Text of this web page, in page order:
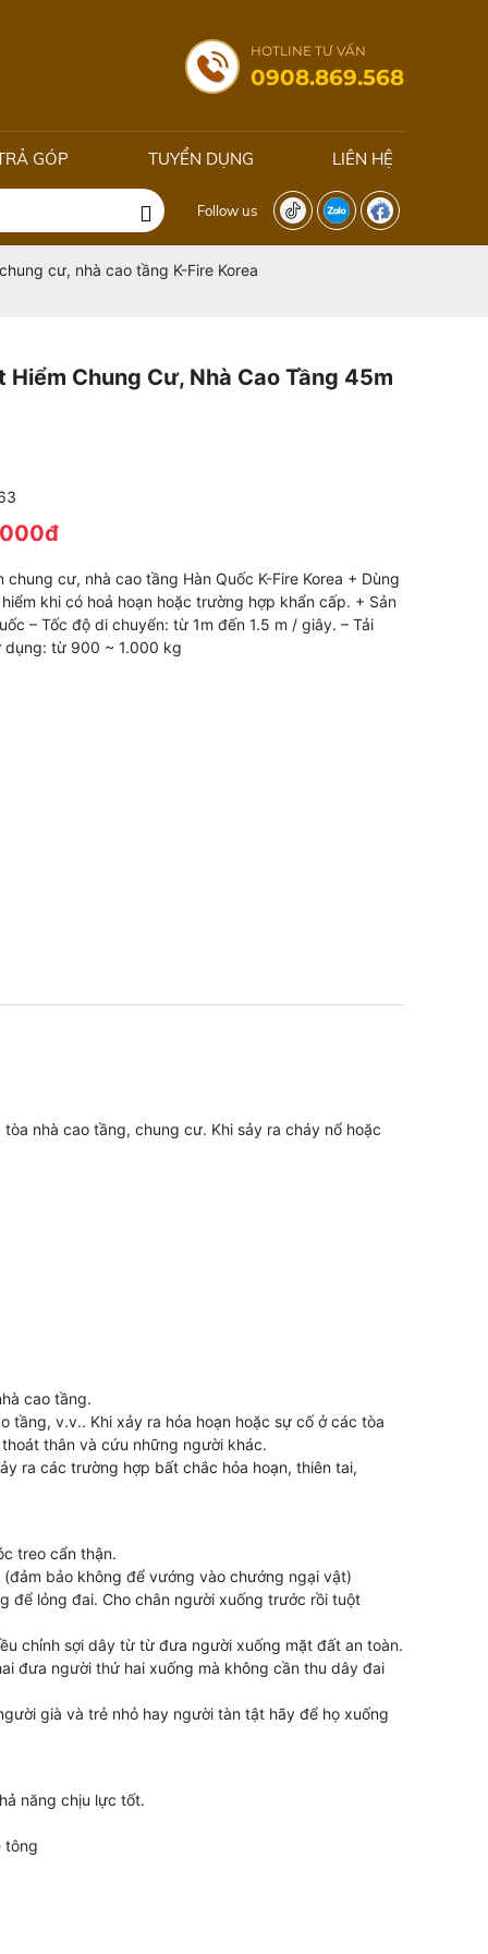
HOTLINE TƯ VẤN
0908.869.568
GÓP TUYỂN DỤNG LIÊN HỆ
Follow us
cư, nhà cao tầng K-Fire Korea
Hiểm Chung Cư, Nhà Cao Tầng 45m
chung cư, nhà cao tầng Hàn Quốc K-Fire Korea + Dùng
khi có hoả hoạn hoặc trường hợp khẩn cấp. + Sản
– Tốc độ di chuyển: từ 1m đến 1.5 m / giây. – Tải
dụng: từ 900 ~ 1.000 kg
nhà cao tầng, chung cư. Khi sảy ra cháy nổ hoặc
cao tầng.
tầng, v.v.. Khi xảy ra hỏa hoạn hoặc sự cố ở các tòa
thân và cứu những người khác.
ra các trường hợp bất chắc hỏa hoạn, thiên tai,
treo cẩn thận.
bảo không để vướng vào chướng ngại vật)
để lỏng đai. Cho chân người xuống trước rồi tuột
chỉnh sợi dây từ từ đưa người xuống mặt đất an toàn.
đưa người thứ hai xuống mà không cần thu dây đai
già và trẻ nhỏ hay người tàn tật hãy để họ xuống
năng chịu lực tốt.
tông